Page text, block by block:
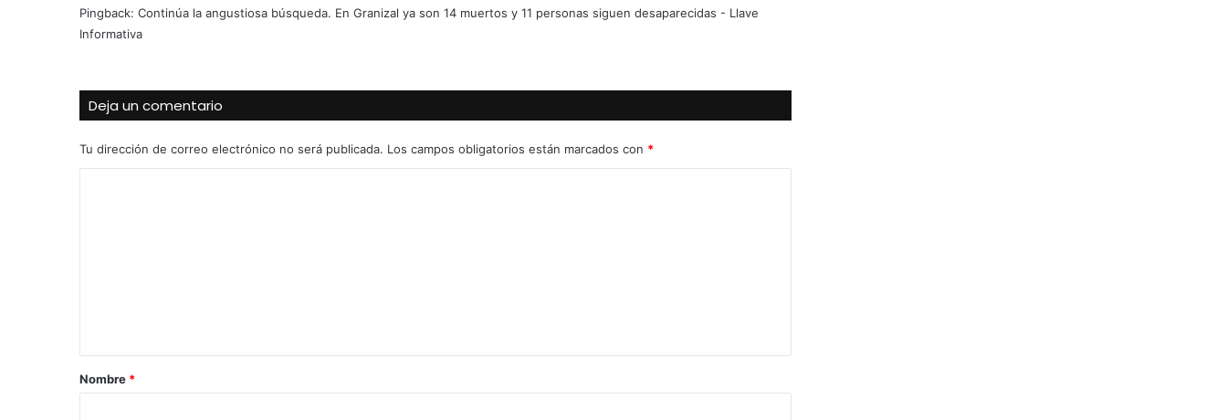
Pingback: Continúa la angustiosa búsqueda. En Granizal ya son 14 muertos y 11 personas siguen desaparecidas - Llave
Informativa
Deja un comentario
Tu dirección de correo electrónico no será publicada. Los campos obligatorios están marcados con *
rNombre *